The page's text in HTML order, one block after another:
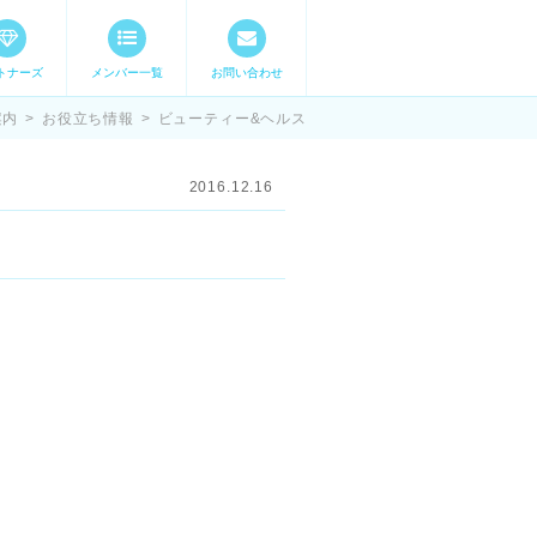
マステ スキル・
ナーズ メンバー一覧 お問い合わせ
> お役立ち情報 > ビューティー&ヘルス
2016.12.16